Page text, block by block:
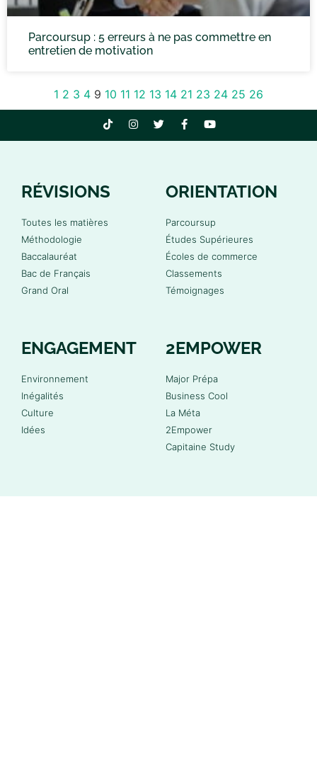
Parcoursup : 5 erreurs à ne pas commettre en
entretien de motivation
1 2 3 4 9 10 11 12 13 14 21 23 24 25 26
RÉVISIONS
Toutes les matières
Méthodologie
Baccalauréat
Bac de Français
Grand Oral
ORIENTATION
Parcoursup
Études Supérieures
Écoles de commerce
Classements
Témoignages
ENGAGEMENT
Environnement
Inégalités
Culture
Idées
2EMPOWER
Major Prépa
Business Cool
La Méta
2Empower
Capitaine Study